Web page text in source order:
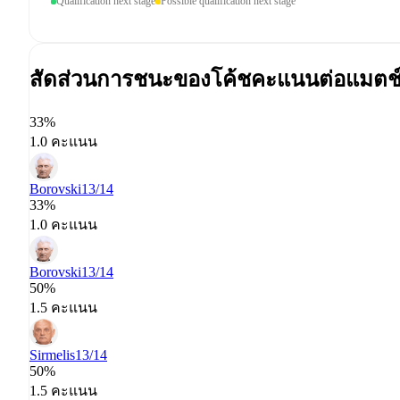
สัดส่วนการชนะของโค้ชคะแนนต่อแมต
33%
1.0 คะแนน
Borovski13/14
33%
1.0 คะแนน
Borovski13/14
50%
1.5 คะแนน
Sirmelis13/14
50%
1.5 คะแนน